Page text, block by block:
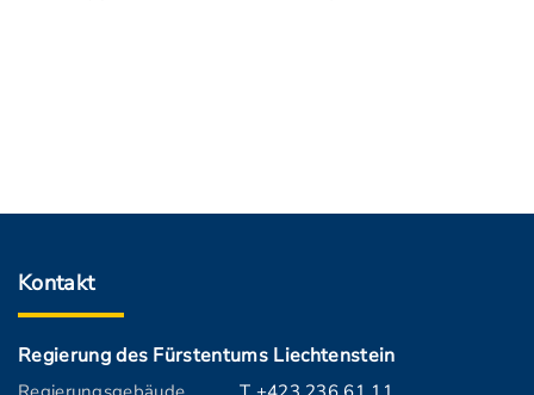
Kontakt
Regierung des Fürstentums Liechtenstein